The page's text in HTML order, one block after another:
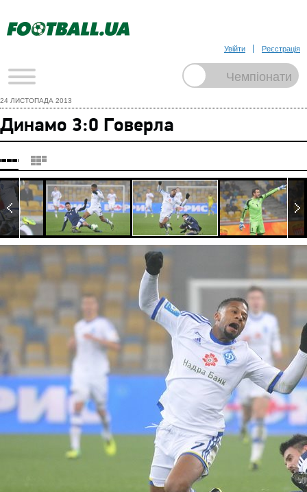
Увійти Реєстрація
24 ЛИСТОПАДА 2013
Динамо 3:0 Говерла